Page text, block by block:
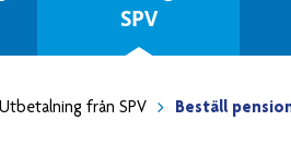
SPV
Utbetalning från SPV Beställ